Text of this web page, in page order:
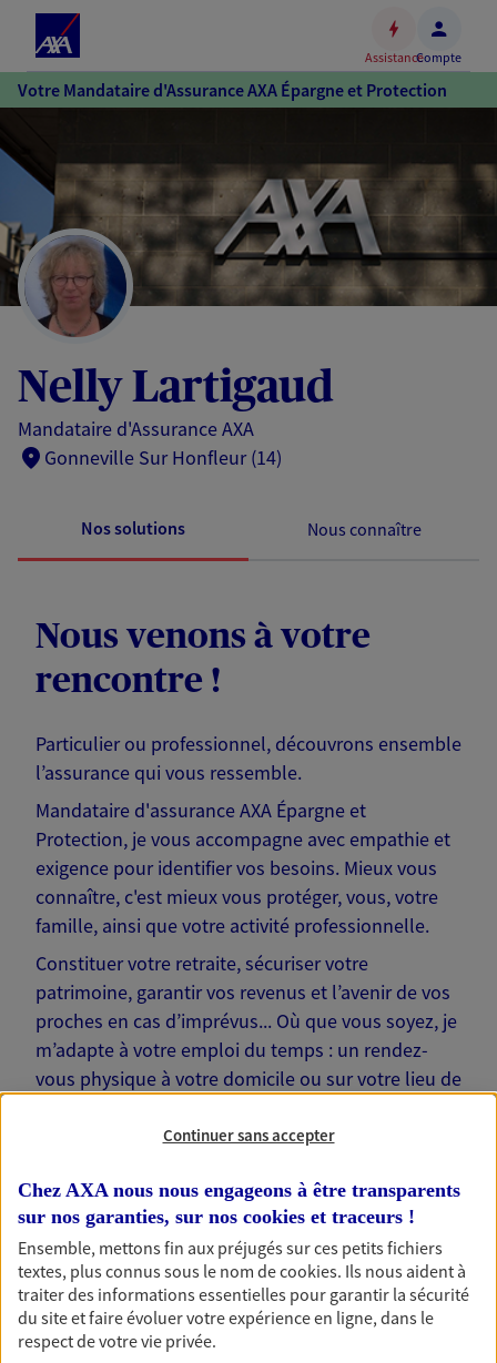
Accéder
au
Accéder
au
pied
de
page
AssistanceCompte
Votre Mandataire d'Assurance AXA Épargne et Protection
Nelly Lartigaud
Mandataire d'Assurance AXA
Gonneville Sur Honfleur (14)
Nos solutions Nous connaître
Nous venons à votre
rencontre !
Particulier ou professionnel, découvrons ensemble
l’assurance qui vous ressemble.
Mandataire d'assurance AXA Épargne et
Protection, je vous accompagne avec empathie et
exigence pour identifier vos besoins. Mieux vous
connaître, c'est mieux vous protéger, vous, votre
famille, ainsi que votre activité professionnelle.
Constituer votre retraite, sécuriser votre
patrimoine, garantir vos revenus et l’avenir de vos
proches en cas d’imprévus... Où que vous soyez, je
m’adapte à votre emploi du temps : un rendez-
vous physique à votre domicile ou sur votre lieu de
Nos offres phares
Épargne
Continuer sans accepter
Chez AXA nous nous engageons à être transparents
sur nos garanties, sur nos cookies et traceurs !
Ensemble, mettons fin aux préjugés sur ces petits fichiers
textes, plus connus sous le nom decookies. Ils nous aident à
traiter des informations essentielles pour garantir la sécurité
du site et faire évoluer votre expérience en ligne, dans le
respect de votre vie privée.